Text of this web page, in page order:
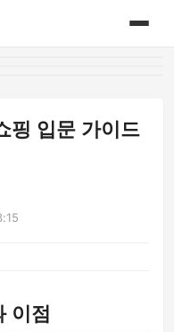
핑 입문 가이드
이점